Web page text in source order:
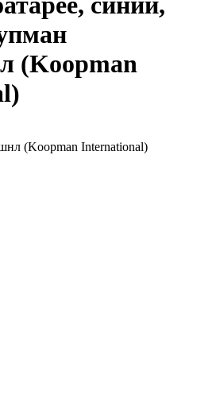
(Koopman
(Koopman International)